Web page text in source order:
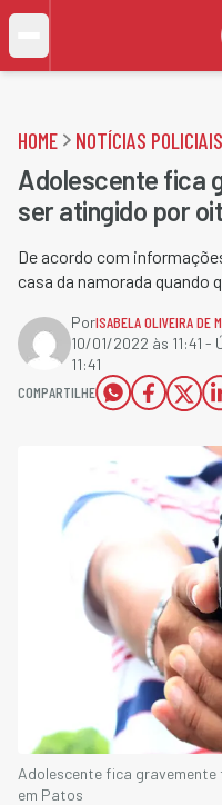
HOME NOTÍCIAS POLICIAIS
Adolescente fica
ser atingido por
De acordo com
casa da namorada quando
PorISABELA OLIVEIRA DE
10/01/2022 às 11:41 -
11:41
COMPARTILHE
Adolescente fica
em Patos